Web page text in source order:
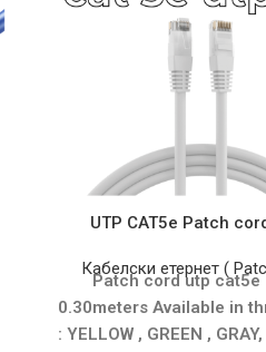
UTP CAT5e Patch
Кабелски етернет (
Patch cord utp
0.30meters Available in
: YELLOW , GREEN ,